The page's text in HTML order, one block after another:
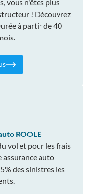
vous n'êtes plus
! Découvrez
à partir de 40
ROOLE
vol et pour les frais
assurance auto
des sinistres les